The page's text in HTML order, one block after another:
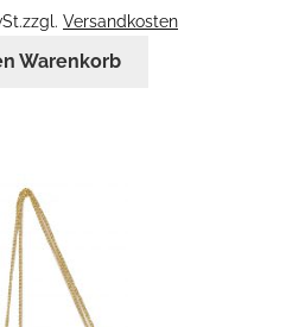
zzgl. Versandkosten
Warenkorb